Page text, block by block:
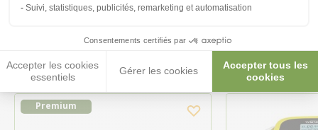
Suivi, statistiques, publicités, remarketing et automatisation
Consentements certifiés par
Accepter les cookies
essentiels
Gérer les cookies
Accepter tous les
cookies
intéresser
Premium